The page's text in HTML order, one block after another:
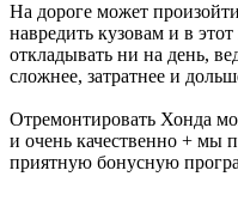
На дороге может
навредить кузовам и в
откладывать ни на день,
сложнее, затратнее и
Отремонтировать Хонда
и очень качественно + мы
приятную бонусную